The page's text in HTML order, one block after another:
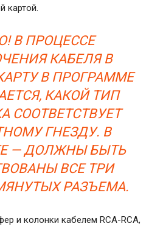
картой.
В ПРОЦЕССЕ
КАБЕЛЯ В
В ПРОГРАММЕ
КАКОЙ ТИП
СООТВЕТСТВУЕТ
ГНЕЗДУ. В
— ДОЛЖНЫ БЫТЬ
ВСЕ ТРИ
РАЗЪЕМА.
и колонки кабелем RCA-RCA,